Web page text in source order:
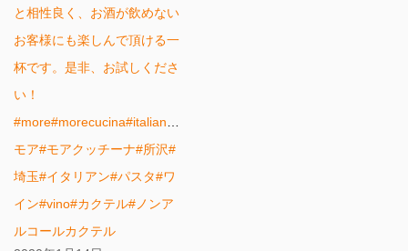
と相性良く、お酒が飲めない
お客様にも楽しんで頂ける一
杯です。是非、お試しくださ
い！
#more#morecucina#italian#tokorozawa#
モア#モアクッチーナ#所沢#
埼玉#イタリアン#パスタ#ワ
イン#vino#カクテル#ノンア
ルコールカクテル